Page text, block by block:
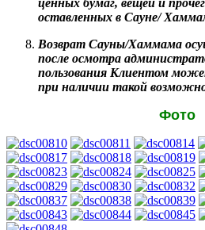
оставленных в Сауне/
Возврат Сауны/Хаммама
после осмотра
пользования Клиентом
при наличии такой
Фото